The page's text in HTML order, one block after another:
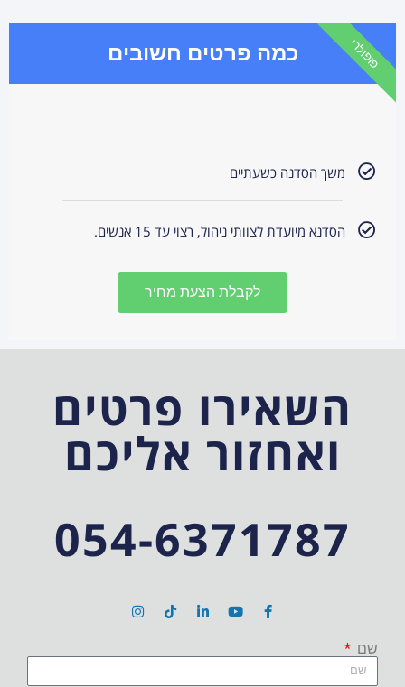
כמה פרטים חשובים
משך הסדנה כשעתיים
הסדנא מיועדת לצוותי ניהול, רצוי עד 15 אנשים.
לקבלת הצעת מחיר
פופולרי
השאירו פרטים
ואחזור אליכם
054-6371787
שם